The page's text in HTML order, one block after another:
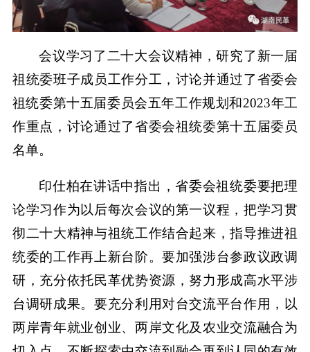
会议学习了二十大会议精神，研究了新一届
祖统委班子成员工作分工，讨论并通过了省委会
祖统委第十五届委员会五年工作规划和2023年工
作重点，讨论通过了省委会祖统委第十五届委员
名单。
印仕柏在讲话中指出，省委会祖统委要把理
论学习作为以后每次会议的第一议程，把学习贯
彻二十大精神与祖统工作结合起来，指导推进祖
统委的工作再上新台阶。要加强涉台参政议政调
研，充分依托民革优势资源，努力形成高水平涉
台调研成果。要充分利用对台交流平台作用，以
两岸青年就业创业、两岸文化及农业交流融合为